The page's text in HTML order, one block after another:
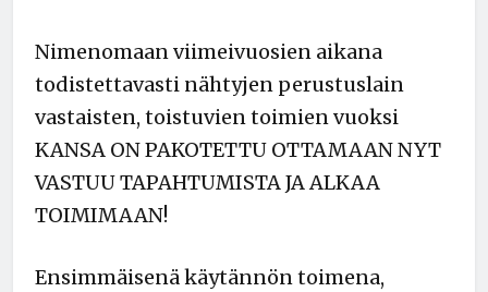
Nimenomaan viimeivuosien aikana
todistettavasti nähtyjen perustuslain
vastaisten, toistuvien toimien vuoksi
KANSA ON PAKOTETTU OTTAMAAN NYT
VASTUU TAPAHTUMISTA JA ALKAA
TOIMIMAAN!
Ensimmäisenä käytännön toimena,